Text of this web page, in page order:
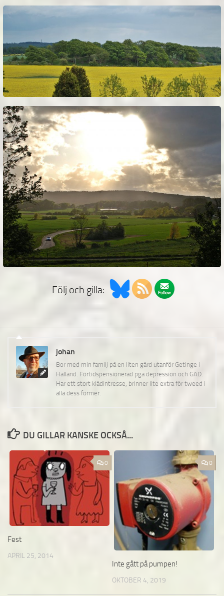
Följ och gilla:
johan
Bor med min familj på en liten gård utanför Getinge i
Halland. Förtidspensionerad pga depression och GAD.
Har ett stort klädintresse, brinner lite extra för tweed i
alla dess former.
DU GILLAR KANSKE OCKSÅ...
0
Fest
APRIL 25, 2014
0
Inte gått på pumpen!
OKTOBER 4, 2019